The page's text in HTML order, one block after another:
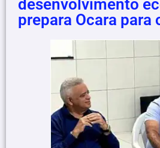
desenvolvimento
prepara Ocara para